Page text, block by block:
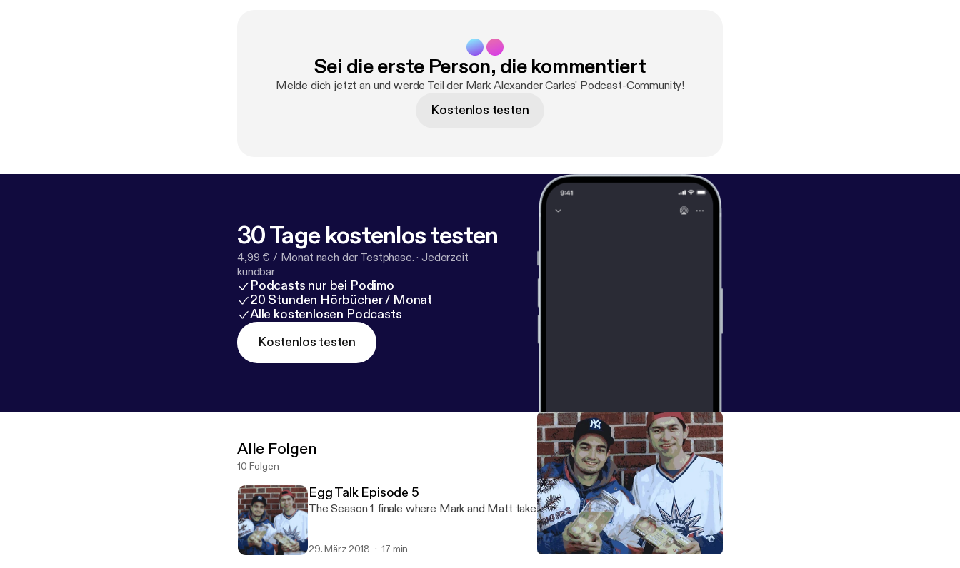
Sei die erste Person, die kommentiert
Melde dich jetzt an und werde Teil der Mark Alexander Carles' Podcast-Community!
Kostenlos testen
30 Tage kostenlos testen
4,99 € / Monat nach der Testphase. · Jederzeit
kündbar
Podcasts nur bei Podimo
20 Stunden Hörbücher / Monat
Alle kostenlosen Podcasts
Kostenlos testen
Alle Folgen
10 Folgen
Egg Talk Episode 5
The Season 1 finale where Mark and Matt take on Pickled Eggs
29. März 2018 17 min